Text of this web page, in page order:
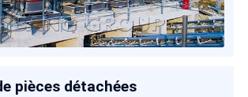
pièces détachées